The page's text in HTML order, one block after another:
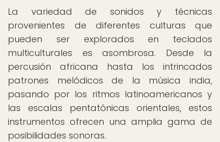
La variedad de sonidos y técnicas
provenientes de diferentes culturas que
pueden ser explorados en teclados
multiculturales es asombrosa. Desde la
percusión africana hasta los intrincados
patrones melódicos de la música india,
pasando por los ritmos latinoamericanos y
las escalas pentatónicas orientales, estos
instrumentos ofrecen una amplia gama de
posibilidades sonoras.